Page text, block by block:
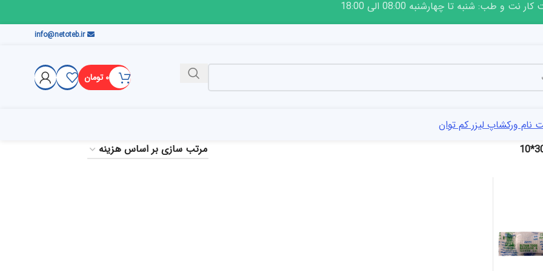
نت و طب: شنبه تا چهارشنبه 08:00 الی 18:00
info@netoteb.ir
۰ تومان
نام ورکشاپ لیزر کم توان